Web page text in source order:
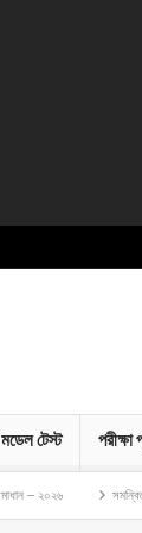
মডেল টেস্ট
সমন্বিত ৬ ব্যাংকের